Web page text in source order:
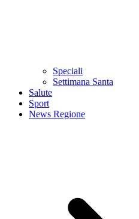
Speciali
Settimana Santa
Salute
Sport
News Regione